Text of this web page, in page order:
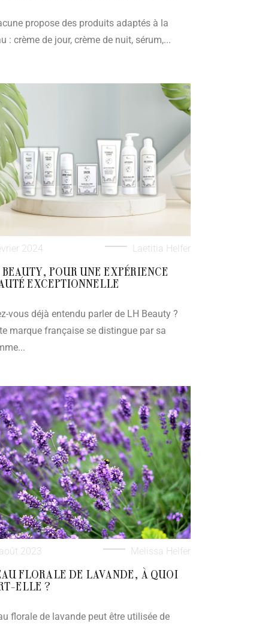
propose des produits adaptés à la
: crème de jour, crème de nuit, sérum,...
2024 Laetitia Helfer
POUR UNE EXPÉRIENCE
EXCEPTIONNELLE
vous déjà entendu parler de LH Beauty ?
marque française se distingue par sa
2023 Melissa Helfer
FLORALE DE LAVANDE, À QUOI
ELLE ?
florale de lavande peut être utilisée de